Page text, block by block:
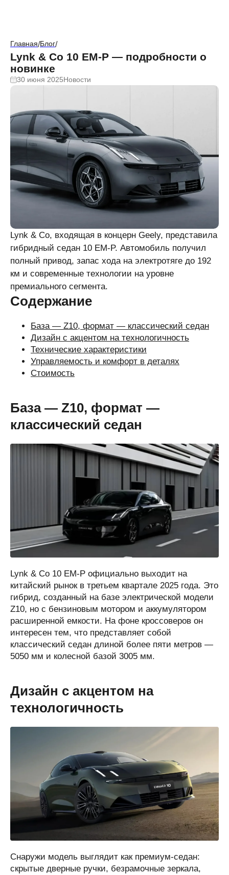
Главная/Блог/
Lynk & Co 10 EM-P — подробности о
новинке
30 июня 2025Новости
Lynk & Co, входящая в концерн Geely, представила
гибридный седан 10 EM-P. Автомобиль получил
полный привод, запас хода на электротяге до 192
км и современные технологии на уровне
премиального сегмента.
Содержание
База — Z10, формат — классический седан
Дизайн с акцентом на технологичность
Технические характеристики
Управляемость и комфорт в деталях
Стоимость
База — Z10, формат —
классический седан
Lynk & Co 10 EM-P официально выходит на
китайский рынок в третьем квартале 2025 года. Это
гибрид, созданный на базе электрической модели
Z10, но с бензиновым мотором и аккумулятором
расширенной емкости. На фоне кроссоверов он
интересен тем, что представляет собой
классический седан длиной более пяти метров —
5050 мм и колесной базой 3005 мм.
Дизайн с акцентом на
технологичность
Снаружи модель выглядит как премиум-седан:
скрытые дверные ручки, безрамочные зеркала,